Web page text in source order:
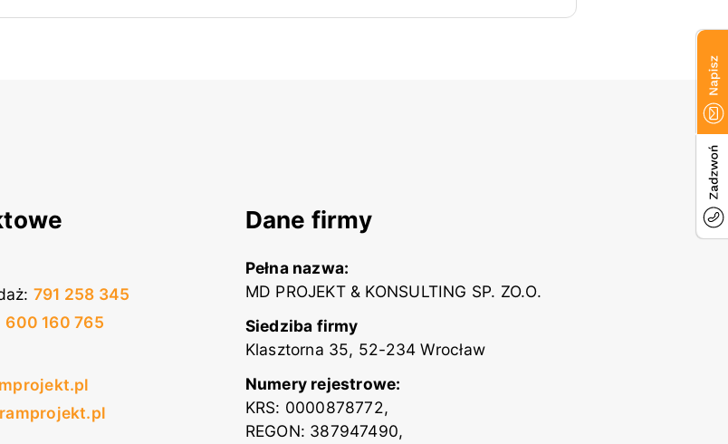
: 791 258 345
600 160 765
Dane firmy
Pełna nazwa:
MD PROJEKT & KONSULTING SP. ZO.O.
Siedziba firmy
Klasztorna 35, 52-234 Wrocław
Numery rejestrowe:
KRS: 0000878772,
REGON: 387947490,